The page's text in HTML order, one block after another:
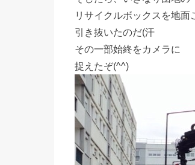
リサイクルボックスを地面
引き抜いたのだ(汗
その一部始終をカメラに
捉えたぞ(^^)